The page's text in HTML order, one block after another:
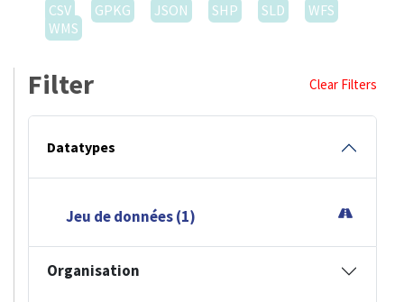
CSV
GPKG JSON SHP SLD
WFS
WMS
Filter Clear Filters
Datatypes
Jeu de données (1)
Organisation